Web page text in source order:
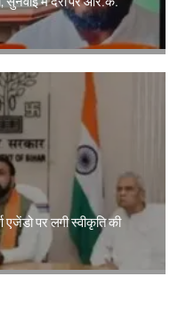
एजेंडो पर लगी स्वीकृति की